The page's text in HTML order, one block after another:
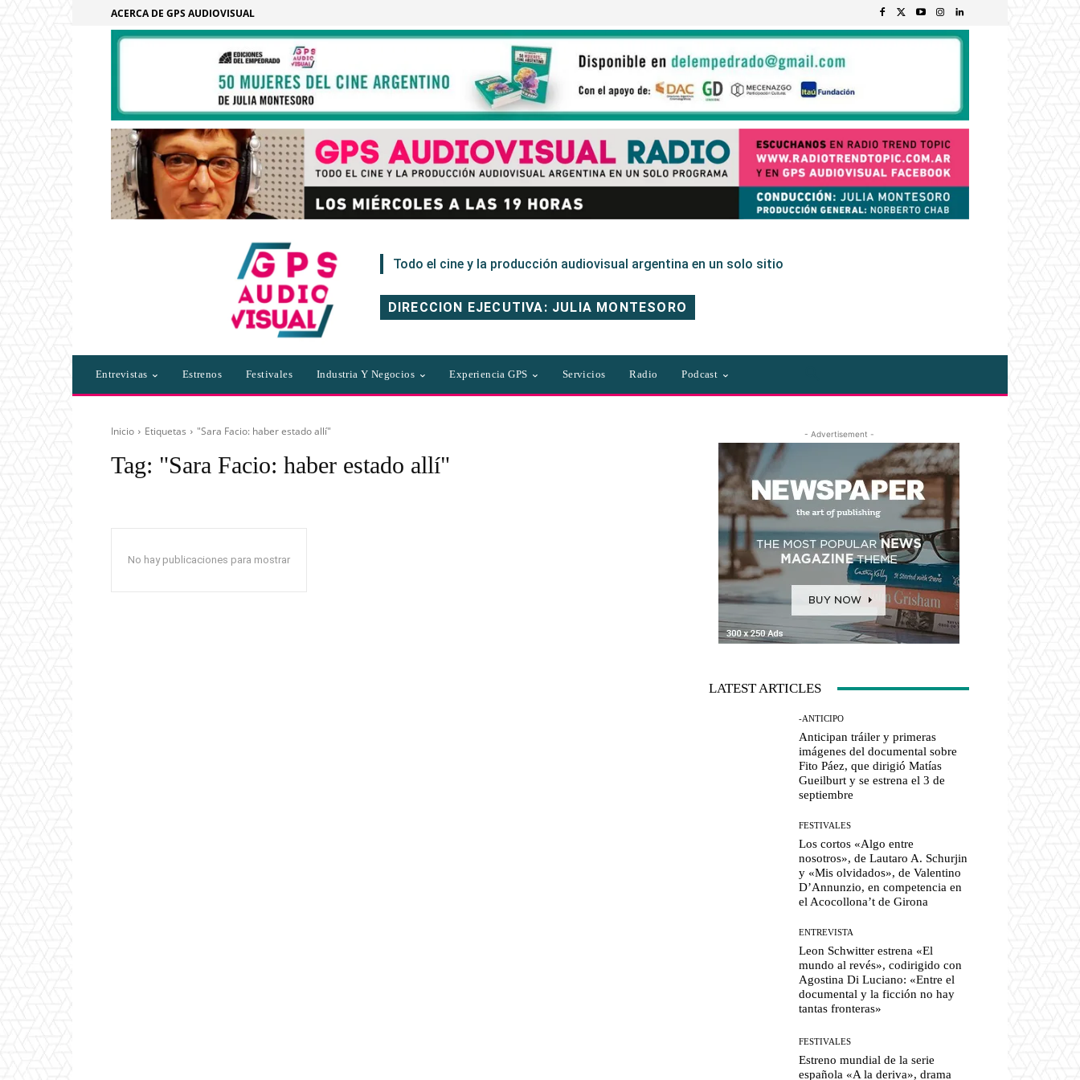
ACERCA DE GPS AUDIOVISUAL
Todo el cine y la producción audiovisual argentina en un solo sitio
DIRECCION EJECUTIVA: JULIA MONTESORO
Entrevistas Estrenos Festivales Industria Y Negocios Experiencia GPS Servicios Radio Podcast
Inicio Etiquetas "Sara Facio: haber estado allí"
Tag: "Sara Facio: haber estado allí"
No hay publicaciones para mostrar
- Advertisement -
LATEST ARTICLES
-ANTICIPO
Anticipan tráiler y primeras
imágenes del documental sobre
Fito Páez, que dirigió Matías
Gueilburt y se estrena el 3 de
septiembre
FESTIVALES
Los cortos «Algo entre
nosotros», de Lautaro A. Schurjin
y «Mis olvidados», de Valentino
D’Annunzio, en competencia en
el Acocollona’t de Girona
ENTREVISTA
Leon Schwitter estrena «El
mundo al revés», codirigido con
Agostina Di Luciano: «Entre el
documental y la ficción no hay
tantas fronteras»
FESTIVALES
Estreno mundial de la serie
española «A la deriva», drama